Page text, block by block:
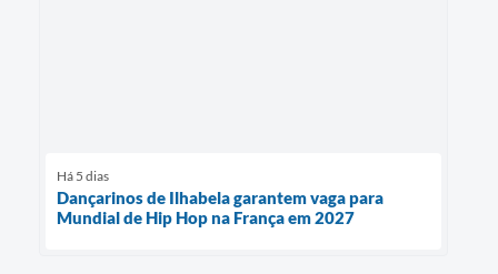
Há 5 dias
Dançarinos de Ilhabela garantem vaga para
Mundial de Hip Hop na França em 2027